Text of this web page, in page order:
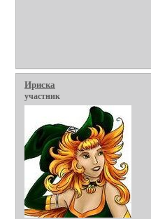
Ириска
участник